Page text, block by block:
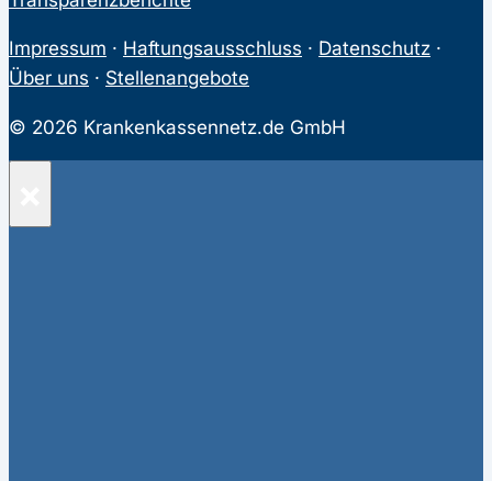
Impressum · Haftungsausschluss · Datenschutz ·
Über uns · Stellenangebote
© 2026 Krankenkassennetz.de GmbH